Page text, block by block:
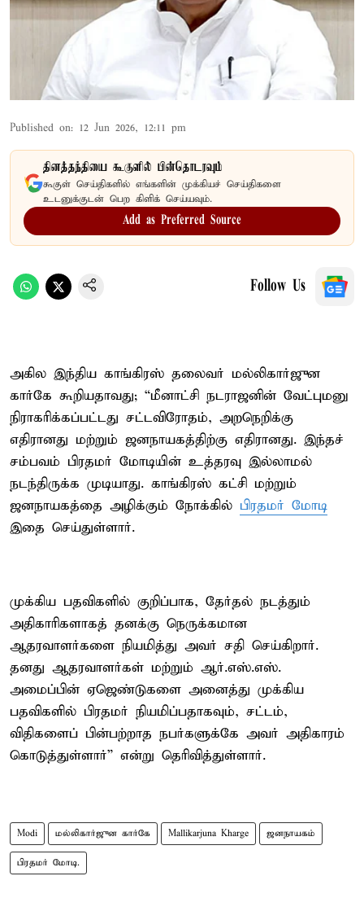
Published on: 12 Jun 2026, 12:11 pm
தினத்தந்தியை கூகுளில் பின்தொடரவும்
கூகுள் செய்திகளில் எங்களின் முக்கியச் செய்திகளை
உடனுக்குடன் பெற கிளிக் செய்யவும்.
Add as Preferred Source
Follow Us
அகில இந்திய காங்கிரஸ் தலைவர் மல்லிகார்ஜுன
கார்கே கூறியதாவது; “மீனாட்சி நடராஜனின் வேட்புமனு
நிராகரிக்கப்பட்டது சட்டவிரோதம், அறநெறிக்கு
எதிரானது மற்றும் ஜனநாயகத்திற்கு எதிரானது. இந்தச்
சம்பவம் பிரதமர் மோடியின் உத்தரவு இல்லாமல்
நடந்திருக்க முடியாது. காங்கிரஸ் கட்சி மற்றும்
ஜனநாயகத்தை அழிக்கும் நோக்கில் பிரதமர் மோடி
இதை செய்துள்ளார்.
முக்கிய பதவிகளில் குறிப்பாக, தேர்தல் நடத்தும்
அதிகாரிகளாகத் தனக்கு நெருக்கமான
ஆதரவாளர்களை நியமித்து அவர் சதி செய்கிறார்.
தனது ஆதரவாளர்கள் மற்றும் ஆர்.எஸ்.எஸ்.
அமைப்பின் ஏஜெண்டுகளை அனைத்து முக்கிய
பதவிகளில் பிரதமர் நியமிப்பதாகவும், சட்டம்,
விதிகளைப் பின்பற்றாத நபர்களுக்கே அவர் அதிகாரம்
கொடுத்துள்ளார்” என்று தெரிவித்துள்ளார்.
Modi மல்லிகார்ஜுன கார்கே Mallikarjuna Kharge ஜனநாயகம்
பிரதமர் மோடி.